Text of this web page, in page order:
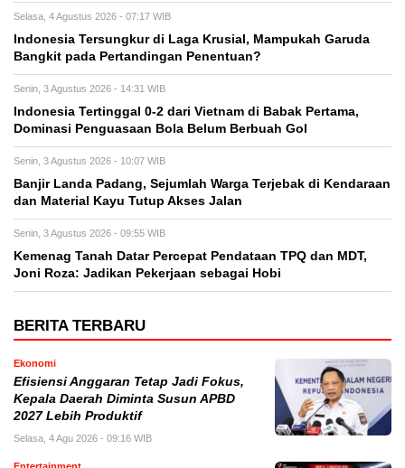
Selasa, 4 Agustus 2026 - 07:17 WIB
Indonesia Tersungkur di Laga Krusial, Mampukah Garuda
Bangkit pada Pertandingan Penentuan?
Senin, 3 Agustus 2026 - 14:31 WIB
Indonesia Tertinggal 0-2 dari Vietnam di Babak Pertama,
Dominasi Penguasaan Bola Belum Berbuah Gol
Senin, 3 Agustus 2026 - 10:07 WIB
Banjir Landa Padang, Sejumlah Warga Terjebak di Kendaraan
dan Material Kayu Tutup Akses Jalan
Senin, 3 Agustus 2026 - 09:55 WIB
Kemenag Tanah Datar Percepat Pendataan TPQ dan MDT,
Joni Roza: Jadikan Pekerjaan sebagai Hobi
BERITA TERBARU
Ekonomi
Efisiensi Anggaran Tetap Jadi Fokus,
Kepala Daerah Diminta Susun APBD
2027 Lebih Produktif
Selasa, 4 Agu 2026 - 09:16 WIB